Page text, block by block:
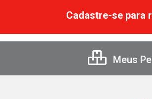
Cadastre-se para
Meus